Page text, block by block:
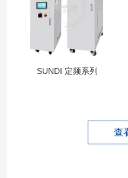
SUNDI 定频系列
查